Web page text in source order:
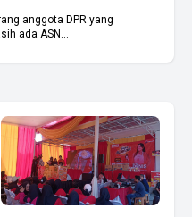
anggota DPR yang
ada ASN...